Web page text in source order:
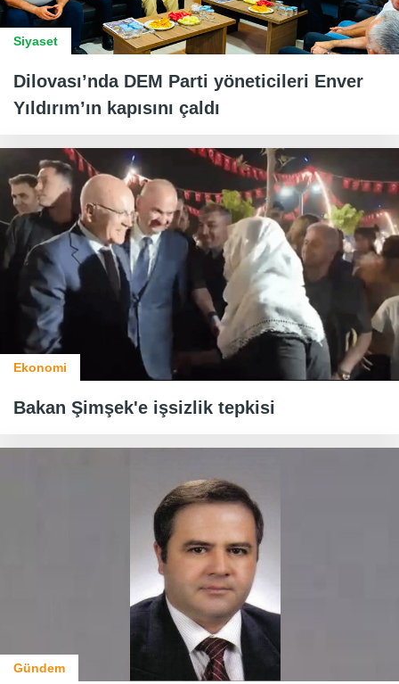
Siyaset
Dilovası’nda DEM Parti yöneticileri Enver
Yıldırım’ın kapısını çaldı
Ekonomi
Bakan Şimşek'e işsizlik tepkisi
Gündem